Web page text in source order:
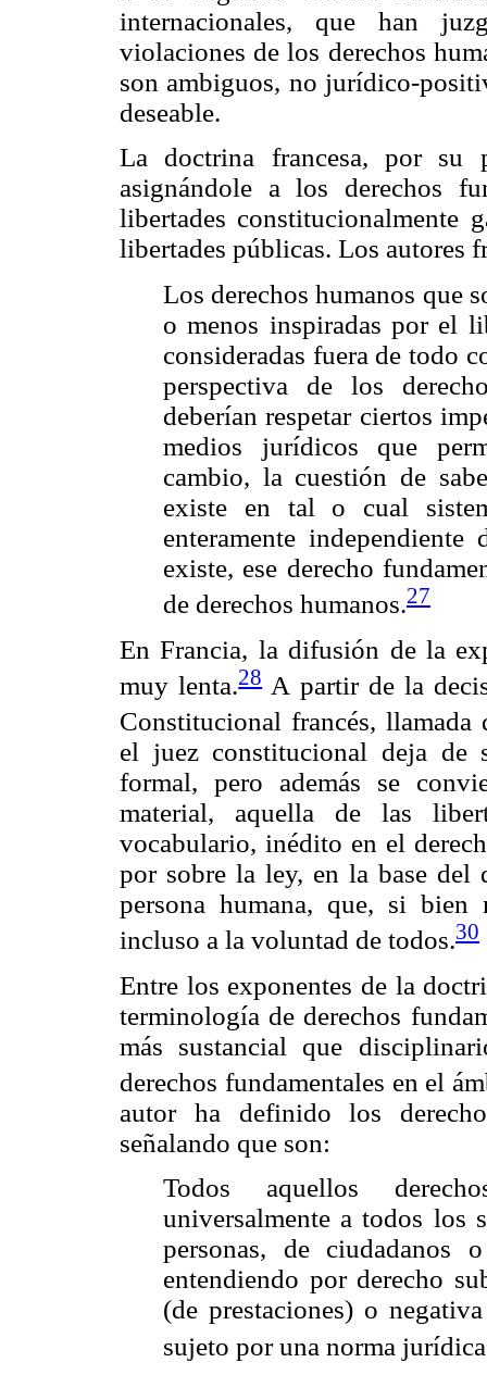
internacionales, que han
violaciones de los derechos
son ambiguos, no jurídico-
deseable.
La doctrina francesa, por su
asignándole a los derechos
libertades constitucionalmente
libertades públicas. Los autores
Los derechos humanos que
o menos inspiradas por el
consideradas fuera de todo
perspectiva de los
deberían respetar ciertos
medios jurídicos que
cambio, la cuestión de
existe en tal o cual
enteramente
existe, ese derecho
de derechos humanos.27
En Francia, la difusión de la
muy lenta.28A partir de la
Constitucional francés,
el juez constitucional deja de
formal, pero además se
material, aquella de las
vocabulario, inédito en el
por sobre la ley, en la base del
persona humana, que, si
incluso a la voluntad de todos.30
Entre los exponentes de la
terminología de derechos
más sustancial que
derechos fundamentales en el
autor ha definido los
señalando que son:
Todos aquellos
universalmente a todos los
personas, de ciudadanos
entendiendo por derecho
(de prestaciones) o
sujeto por una norma